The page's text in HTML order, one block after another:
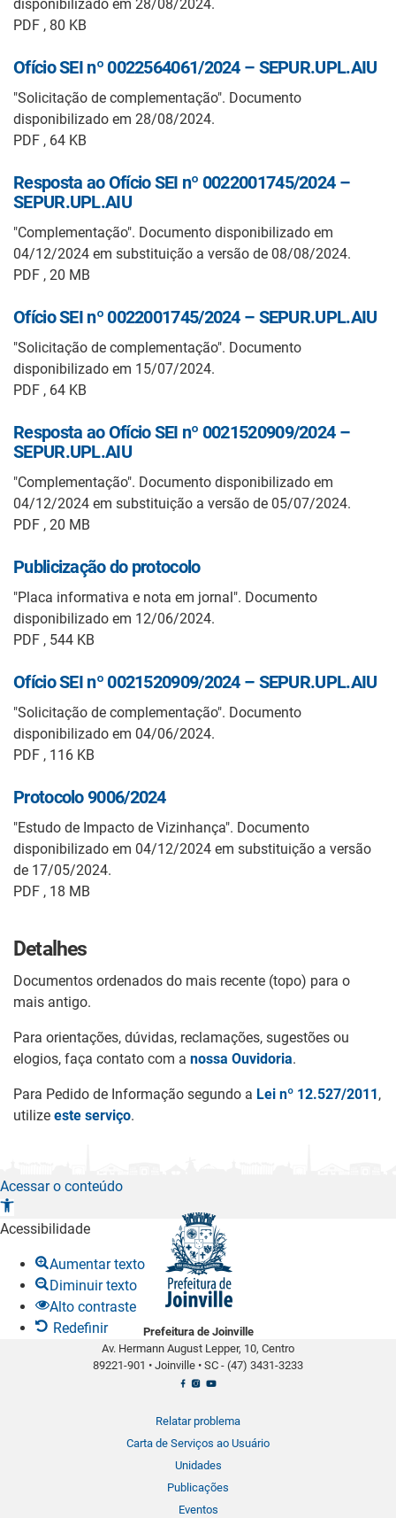
disponibilizado em 28/08/2024.
PDF , 80 KB
Ofício SEI nº 0022564061/2024 – SEPUR.UPL.AIU
"Solicitação de complementação". Documento
disponibilizado em 28/08/2024.
PDF , 64 KB
Resposta ao Ofício SEI nº 0022001745/2024 –
SEPUR.UPL.AIU
"Complementação". Documento disponibilizado em
04/12/2024 em substituição a versão de 08/08/2024.
PDF , 20 MB
Ofício SEI nº 0022001745/2024 – SEPUR.UPL.AIU
"Solicitação de complementação". Documento
disponibilizado em 15/07/2024.
PDF , 64 KB
Resposta ao Ofício SEI nº 0021520909/2024 –
SEPUR.UPL.AIU
"Complementação". Documento disponibilizado em
04/12/2024 em substituição a versão de 05/07/2024.
PDF , 20 MB
Publicização do protocolo
"Placa informativa e nota em jornal". Documento
disponibilizado em 12/06/2024.
PDF , 544 KB
Ofício SEI nº 0021520909/2024 – SEPUR.UPL.AIU
"Solicitação de complementação". Documento
disponibilizado em 04/06/2024.
PDF , 116 KB
Protocolo 9006/2024
"Estudo de Impacto de Vizinhança". Documento
disponibilizado em 04/12/2024 em substituição a versão
de 17/05/2024.
PDF , 18 MB
Detalhes
Documentos ordenados do mais recente (topo) para o
mais antigo.
Para orientações, dúvidas, reclamações, sugestões ou
elogios, faça contato com a nossa Ouvidoria.
Para Pedido de Informação segundo a Lei nº 12.527/2011,
utilize este serviço.
Prefeitura de Joinville
Av. Hermann August Lepper, 10, Centro
89221-901 • Joinville • SC - (47) 3431-3233
Relatar problema
Carta de Serviços ao Usuário
Unidades
Publicações
Eventos
Acessar o conteúdo
A
b
Acessibilidade
Aumentar texto
Diminuir texto
Alto contraste
Redefinir